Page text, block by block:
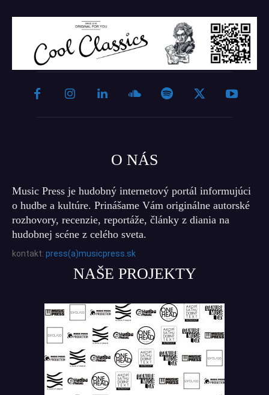
O NÁS
Music Press je hudobný internetový portál informujúci
o hudbe a kultúre. Prinášame Vám originálne autorské
rozhovory, recenzie, reportáže, články z diania na
hudobnej scéne z celého sveta.
kontakt: press(a)musicpress.sk
NAŠE PROJEKTY